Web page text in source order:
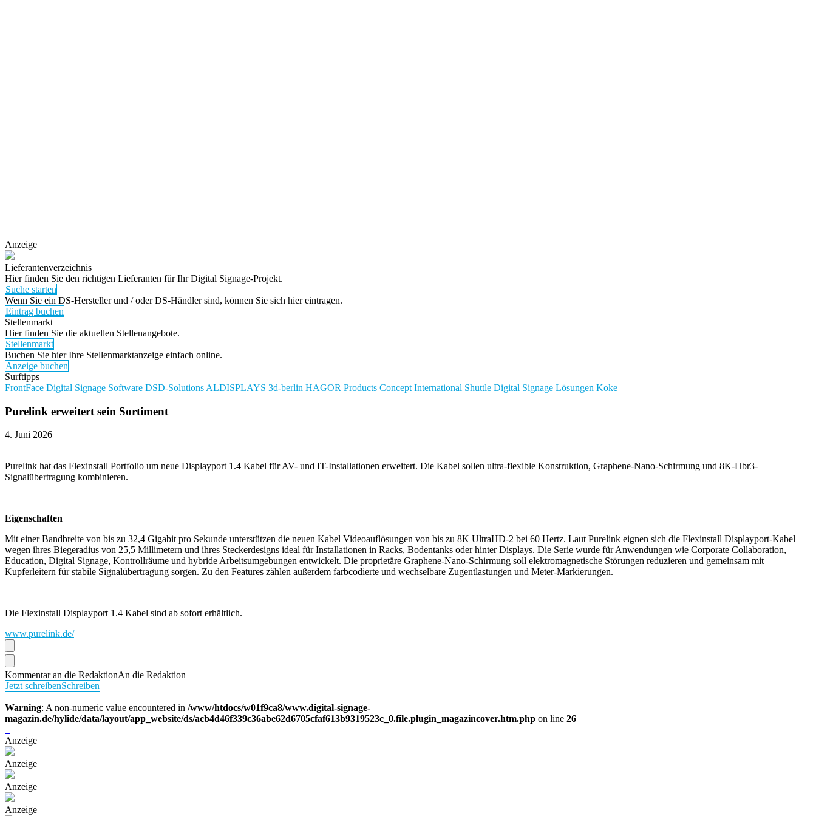
Anzeige
Lieferantenverzeichnis
Hier finden Sie den richtigen Lieferanten für Ihr Digital Signage-Projekt.
Suche starten
Wenn Sie ein DS-Hersteller und / oder DS-Händler sind, können Sie sich hier eintragen.
Eintrag buchen
Stellenmarkt
Hier finden Sie die aktuellen Stellenangebote.
Stellenmarkt
Buchen Sie hier Ihre Stellenmarktanzeige einfach online.
Anzeige buchen
Surftipps
FrontFace Digital Signage Software DSD-Solutions ALDISPLAYS 3d-berlin HAGOR Products Concept International Shuttle Digital Signage Lösungen Koke
Purelink erweitert sein Sortiment
4. Juni 2026
Purelink hat das Flexinstall Portfolio um neue Displayport 1.4 Kabel für AV- und IT-Installationen erweitert. Die Kabel sollen ultra-flexible Konstruktion, Graphene-Nano-Schirmung und 8K-Hbr3-
Signalübertragung kombinieren.
Eigenschaften
Mit einer Bandbreite von bis zu 32,4 Gigabit pro Sekunde unterstützen die neuen Kabel Videoauflösungen von bis zu 8K UltraHD-2 bei 60 Hertz. Laut Purelink eignen sich die Flexinstall Displayport-Kabel
wegen ihres Biegeradius von 25,5 Millimetern und ihres Steckerdesigns ideal für Installationen in Racks, Bodentanks oder hinter Displays. Die Serie wurde für Anwendungen wie Corporate Collaboration,
Education, Digital Signage, Kontrollräume und hybride Arbeitsumgebungen entwickelt. Die proprietäre Graphene-Nano-Schirmung soll elektromagnetische Störungen reduzieren und gemeinsam mit
Kupferleitern für stabile Signalübertragung sorgen. Zu den Features zählen außerdem farbcodierte und wechselbare Zugentlastungen und Meter-Markierungen.
Die Flexinstall Displayport 1.4 Kabel sind ab sofort erhältlich.
www.purelink.de/
Kommentar an die RedaktionAn die Redaktion
Jetzt schreibenSchreiben
Warning: A non-numeric value encountered in /www/htdocs/w01f9ca8/www.digital-signage-
magazin.de/hylide/data/layout/app_website/ds/acb4d46f339c36abe62d6705cfaf613b9319523c_0.file.plugin_magazincover.htm.php on line 26
Anzeige
Anzeige
Anzeige
Anzeige